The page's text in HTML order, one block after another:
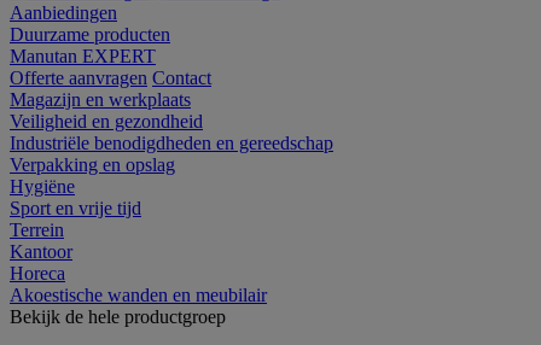
Aanbiedingen
Duurzame producten
Manutan EXPERT
Offerte aanvragen Contact
Magazijn en werkplaats
Veiligheid en gezondheid
Industriële benodigdheden en gereedschap
Verpakking en opslag
Hygiëne
Sport en vrije tijd
Terrein
Kantoor
Horeca
Akoestische wanden en meubilair
Bekijk de hele productgroep